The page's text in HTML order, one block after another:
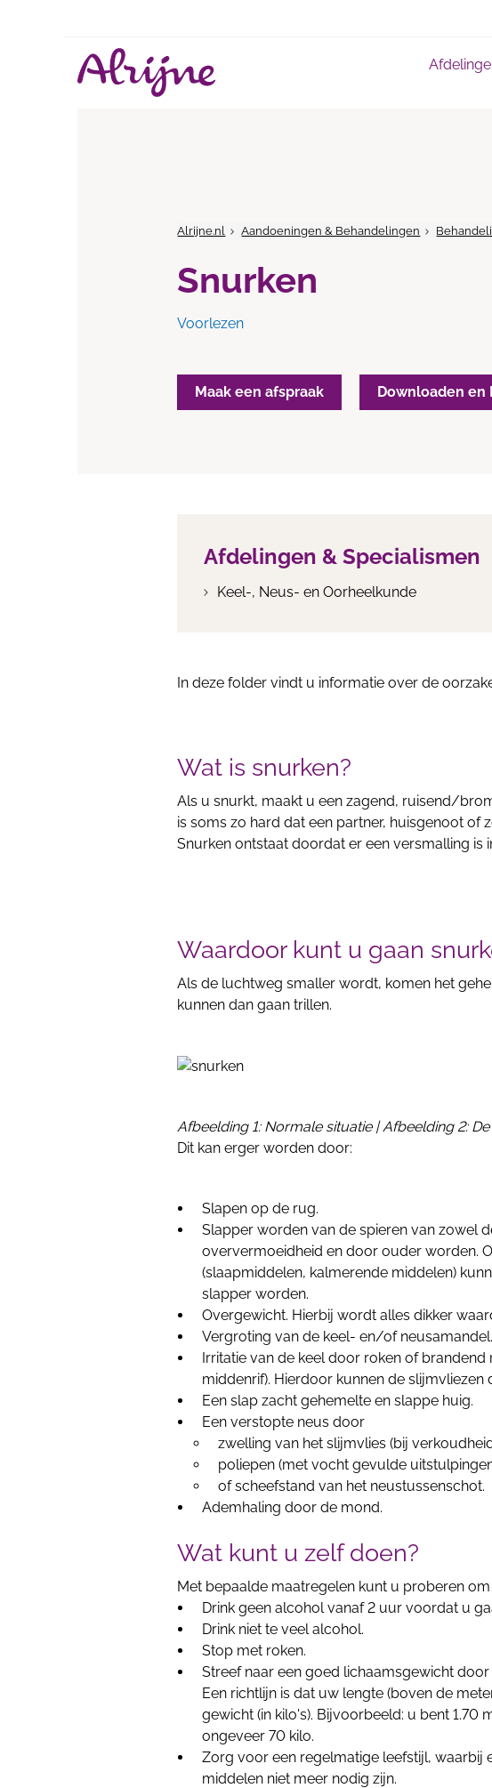
Alrijne.nl Aandoeningen & Behandelingen
Snurken
Voorlezen
Maak een afspraak Downloaden en
Afdelingen & Specialismen
Keel-, Neus- en Oorheelkunde
In deze folder vindt u informatie over de
Wat is snurken?
Als u snurkt, maakt u een zagend, ruisend/
is soms zo hard dat een partner, huisgenoot of
Snurken ontstaat doordat er een versmalling is
Waardoor kunt u gaan
Als de luchtweg smaller wordt, komen het
kunnen dan gaan trillen.
Afbeelding 1: Normale situatie | Afbeelding 2:
Dit kan erger worden door:
Slapen op de rug.
Slapper worden van de spieren van zowel
oververmoeidheid en door ouder worden.
(slaapmiddelen, kalmerende middelen)
slapper worden.
Overgewicht. Hierbij wordt alles dikker
Vergroting van de keel- en/of neusamandel.
Irritatie van de keel door roken of
middenrif). Hierdoor kunnen de slijmvliezen
Een slap zacht gehemelte en slappe huig.
Een verstopte neus door
zwelling van het slijmvlies (bij
poliepen (met vocht gevulde
of scheefstand van het neustussenschot.
Ademhaling door de mond.
Wat kunt u zelf doen?
Met bepaalde maatregelen kunt u proberen
Drink geen alcohol vanaf 2 uur voordat u
Drink niet te veel alcohol.
Stop met roken.
Streef naar een goed lichaamsgewicht
Een richtlijn is dat uw lengte (boven de
gewicht (in kilo's). Bijvoorbeeld: u bent 1.70
ongeveer 70 kilo.
Zorg voor een regelmatige leefstijl, waarbij
middelen niet meer nodig zijn.